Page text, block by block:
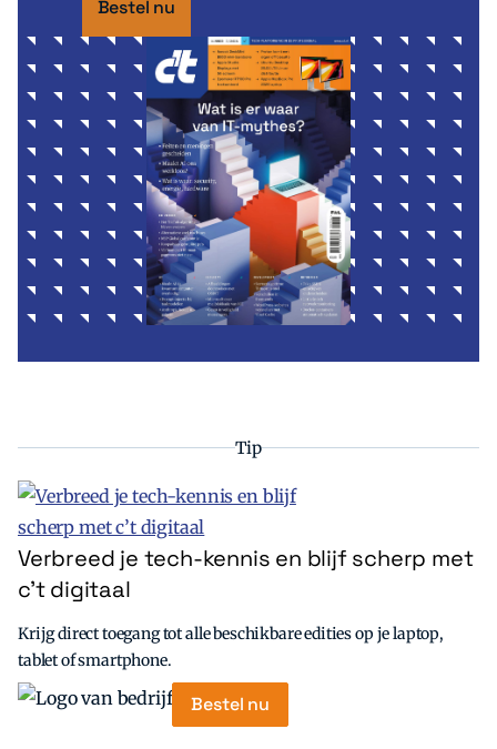
Bestel nu
Tip
Verbreed je tech-kennis en blijf scherp met
c’t digitaal
Krijg direct toegang tot alle beschikbare edities op je laptop,
tablet of smartphone.
Bestel nu